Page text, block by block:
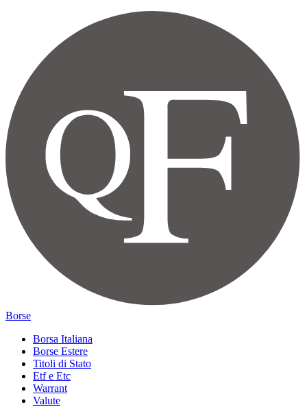
Borse
Borsa Italiana
Borse Estere
Titoli di Stato
Etf e Etc
Warrant
Valute